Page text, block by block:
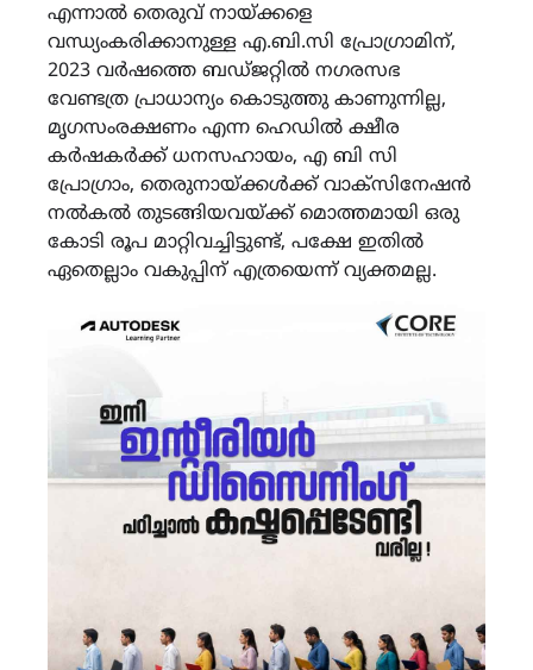
എന്നാൽ തെരുവ് നായ്ക്കളെ
വന്ധ്യംകരിക്കാനുള്ള എ.ബി.സി പ്രോഗ്രാമിന്,
2023 വർഷത്തെ ബഡ്ജറ്റിൽ നഗരസഭ
വേണ്ടത്ര പ്രാധാന്യം കൊടുത്തു കാണുന്നില്ല,
മൃഗസംരക്ഷണം എന്ന ഹെഡിൽ ക്ഷീര
കർഷകർക്ക് ധനസഹായം, എ ബി സി
പ്രോഗ്രാം, തെരുനായ്ക്കൾക്ക് വാക്സിനേഷൻ
നൽകൽ തുടങ്ങിയവയ്ക്ക് മൊത്തമായി ഒരു
കോടി രൂപ മാറ്റിവച്ചിട്ടുണ്ട്, പക്ഷേ ഇതിൽ
ഏതെല്ലാം വകുപ്പിന് എത്രയെന്ന് വ്യക്തമല്ല.